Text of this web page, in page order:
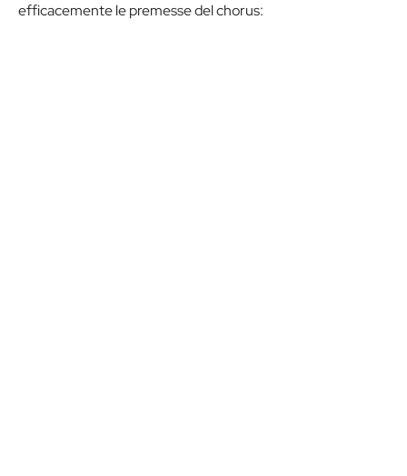
efficacemente le premesse del chorus: